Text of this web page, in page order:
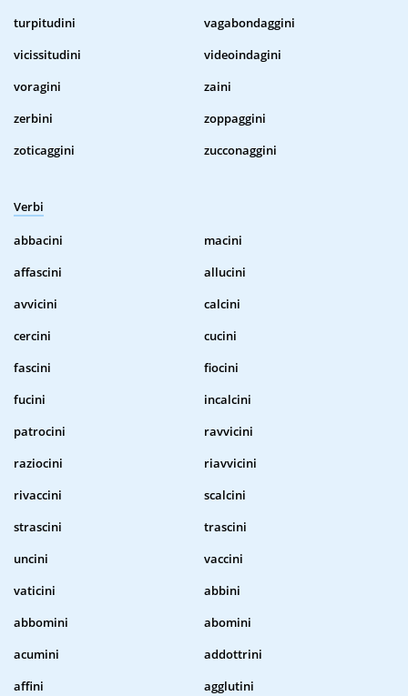
turpitudini
vagabondaggini
vicissitudini
videoindagini
voragini
zaini
zerbini
zoppaggini
zoticaggini
zucconaggini
Verbi
abbacini
macini
affascini
allucini
avvicini
calcini
cercini
cucini
fascini
fiocini
fucini
incalcini
patrocini
ravvicini
raziocini
riavvicini
rivaccini
scalcini
strascini
trascini
uncini
vaccini
vaticini
abbini
abbomini
abomini
acumini
addottrini
affini
agglutini